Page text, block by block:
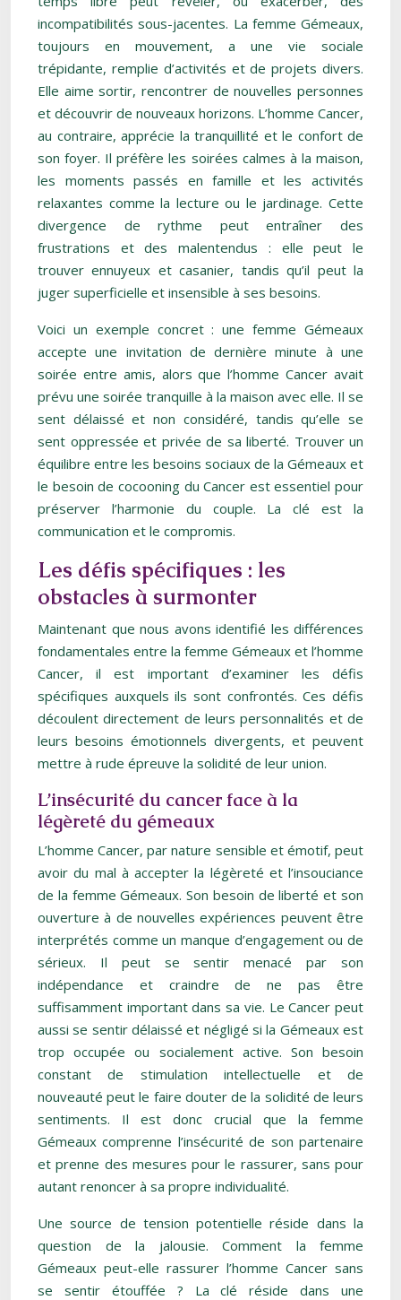
incompatibilités sous-jacentes. La femme Gémeaux,
toujours en mouvement, a une vie sociale
trépidante, remplie d’activités et de projets divers.
Elle aime sortir, rencontrer de nouvelles personnes
et découvrir de nouveaux horizons. L’homme Cancer,
au contraire, apprécie la tranquillité et le confort de
son foyer. Il préfère les soirées calmes à la maison,
les moments passés en famille et les activités
relaxantes comme la lecture ou le jardinage. Cette
divergence de rythme peut entraîner des
frustrations et des malentendus : elle peut le
trouver ennuyeux et casanier, tandis qu’il peut la
juger superficielle et insensible à ses besoins.
Voici un exemple concret : une femme Gémeaux
accepte une invitation de dernière minute à une
soirée entre amis, alors que l’homme Cancer avait
prévu une soirée tranquille à la maison avec elle. Il se
sent délaissé et non considéré, tandis qu’elle se
sent oppressée et privée de sa liberté. Trouver un
équilibre entre les besoins sociaux de la Gémeaux et
le besoin de cocooning du Cancer est essentiel pour
préserver l’harmonie du couple. La clé est la
communication et le compromis.
Les défis spécifiques : les
obstacles à surmonter
Maintenant que nous avons identifié les différences
fondamentales entre la femme Gémeaux et l’homme
Cancer, il est important d’examiner les défis
spécifiques auxquels ils sont confrontés. Ces défis
découlent directement de leurs personnalités et de
leurs besoins émotionnels divergents, et peuvent
mettre à rude épreuve la solidité de leur union.
L’insécurité du cancer face à la
légèreté du gémeaux
L’homme Cancer, par nature sensible et émotif, peut
avoir du mal à accepter la légèreté et l’insouciance
de la femme Gémeaux. Son besoin de liberté et son
ouverture à de nouvelles expériences peuvent être
interprétés comme un manque d’engagement ou de
sérieux. Il peut se sentir menacé par son
indépendance et craindre de ne pas être
suffisamment important dans sa vie. Le Cancer peut
aussi se sentir délaissé et négligé si la Gémeaux est
trop occupée ou socialement active. Son besoin
constant de stimulation intellectuelle et de
nouveauté peut le faire douter de la solidité de leurs
sentiments. Il est donc crucial que la femme
Gémeaux comprenne l’insécurité de son partenaire
et prenne des mesures pour le rassurer, sans pour
autant renoncer à sa propre individualité.
Une source de tension potentielle réside dans la
question de la jalousie. Comment la femme
Gémeaux peut-elle rassurer l’homme Cancer sans
se sentir étouffée ? La clé réside dans une